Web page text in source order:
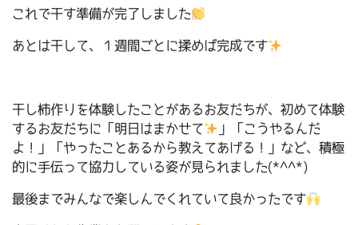
これで干す準備が完了しました
あとは干して、１週間ごとに揉めば完成です
干し柿作りを体験したことがあるお友だちが、初めて体験
するお友だちに「明日はまかせて
」「こうやるんだ
よ！」「やったことあるから教えてあげる！」など、積極
的に手伝って協力している姿が見られました(*^^*)
最後までみんなで楽しんでくれていて良かったです